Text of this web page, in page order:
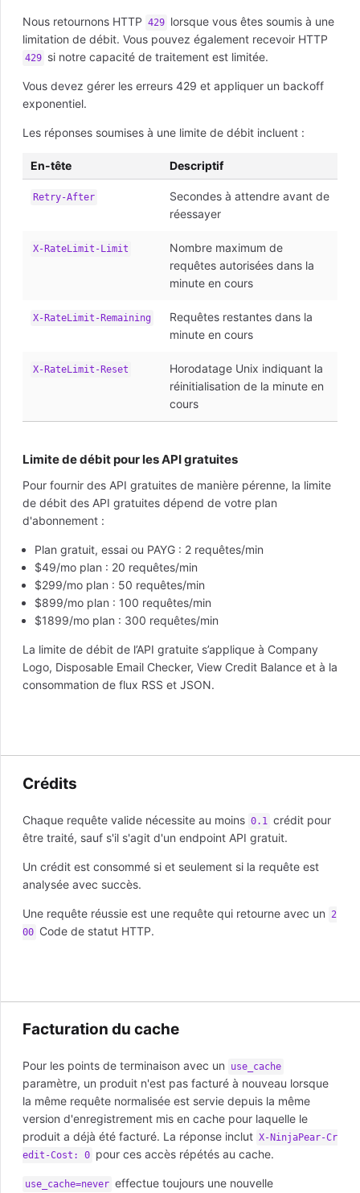
Nous retournons HTTP 429 lorsque vous êtes soumis à une
limitation de débit. Vous pouvez également recevoir HTTP
429 si notre capacité de traitement est limitée.
Vous devez gérer les erreurs 429 et appliquer un backoff
exponentiel.
Les réponses soumises à une limite de débit incluent :
En-tête Descriptif
Retry-After
Secondes à attendre avant de
réessayer
X-RateLimit-Limit
Nombre maximum de
requêtes autorisées dans la
minute en cours
X-RateLimit-Remaining
Requêtes restantes dans la
minute en cours
X-RateLimit-Reset
Horodatage Unix indiquant la
réinitialisation de la minute en
cours
Limite de débit pour les API gratuites
Pour fournir des API gratuites de manière pérenne, la limite
de débit des API gratuites dépend de votre plan
d'abonnement :
Plan gratuit, essai ou PAYG : 2 requêtes/min
$49/mo plan : 20 requêtes/min
$299/mo plan : 50 requêtes/min
$899/mo plan : 100 requêtes/min
$1899/mo plan : 300 requêtes/min
La limite de débit de l’API gratuite s’applique à Company
Logo, Disposable Email Checker, View Credit Balance et à la
consommation de flux RSS et JSON.
Crédits
Chaque requête valide nécessite au moins 0.1
crédit pour
être traité, sauf s'il s'agit d'un endpoint API gratuit.
Un crédit est consommé si et seulement si la requête est
analysée avec succès.
Une requête réussie est une requête qui retourne avec un
2
00 Code de statut HTTP.
Facturation du cache
Pour les points de terminaison avec un use_cache
paramètre, un produit n'est pas facturé à nouveau lorsque
la même requête normalisée est servie depuis la même
version d'enregistrement mis en cache pour laquelle le
produit a déjà été facturé. La réponse inclut X-NinjaPear-Cr
edit-Cost: 0 pour ces accès répétés au cache.
use_cache=never effectue toujours une nouvelle